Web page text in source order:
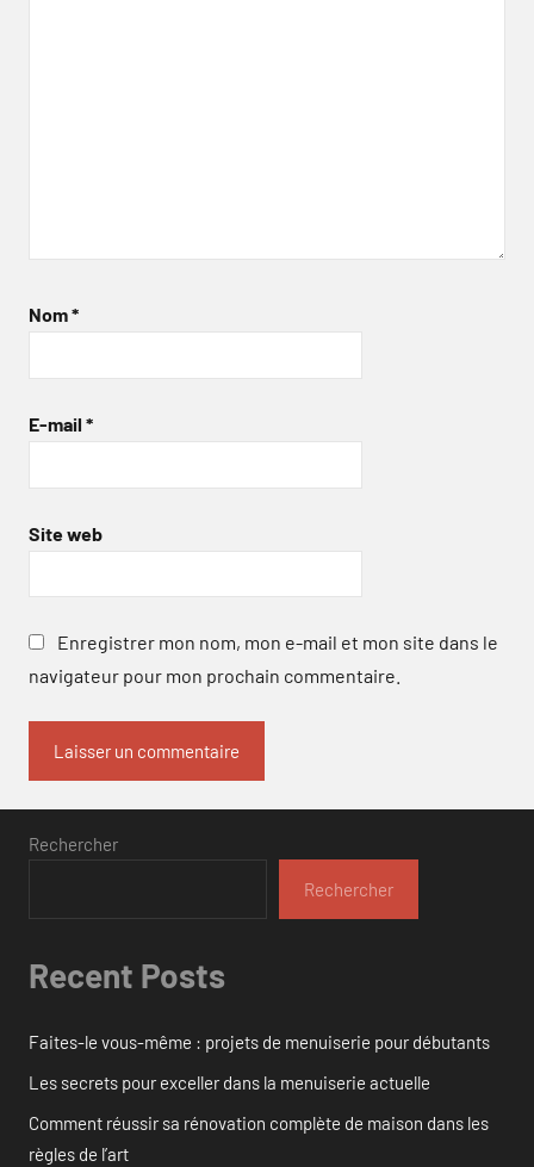
Nom*
E-mail *
Site web
Enregistrer mon nom, mon e-mail et mon site dans le
navigateur pour mon prochain commentaire.
Rechercher
Rechercher
Recent Posts
Faites-le vous-même : projets de menuiserie pour débutants
Les secrets pour exceller dans la menuiserie actuelle
Comment réussir sa rénovation complète de maison dans les
règles de l’art